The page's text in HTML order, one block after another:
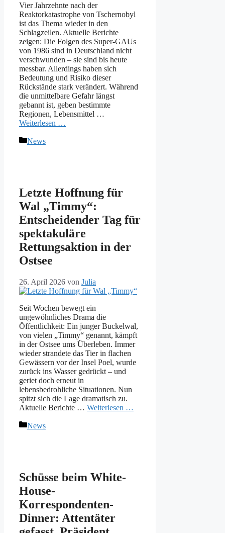
Vier Jahrzehnte nach der
Reaktorkatastrophe von Tschernobyl
ist das Thema wieder in den
Schlagzeilen. Aktuelle Berichte
zeigen: Die Folgen des Super-GAUs
von 1986 sind in Deutschland nicht
verschwunden – sie sind bis heute
messbar. Allerdings haben sich
Bedeutung und Risiko dieser
Rückstände stark verändert. Während
die unmittelbare Gefahr längst
gebannt ist, geben bestimmte
Regionen, Lebensmittel …
Weiterlesen …
Kategorien
News
Letzte Hoffnung für
Wal „Timmy“:
Entscheidender Tag für
spektakuläre
Rettungsaktion in der
Ostsee
26. April 2026 von Julia
Seit Wochen bewegt ein
ungewöhnliches Drama die
Öffentlichkeit: Ein junger Buckelwal,
von vielen „Timmy“ genannt, kämpft
in der Ostsee ums Überleben. Immer
wieder strandete das Tier in flachen
Gewässern vor der Insel Poel, wurde
zurück ins Wasser gedrückt – und
geriet doch erneut in
lebensbedrohliche Situationen. Nun
spitzt sich die Lage dramatisch zu.
Aktuelle Berichte … Weiterlesen …
Kategorien
News
Schüsse beim White-
House-
Korrespondenten-
Dinner: Attentäter